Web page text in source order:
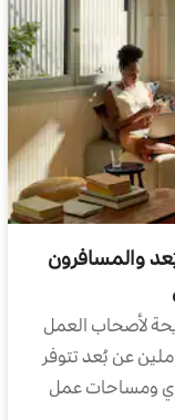
والمسافرون
لأصحاب العمل
عن بُعد تتوفر
ومساحات عمل